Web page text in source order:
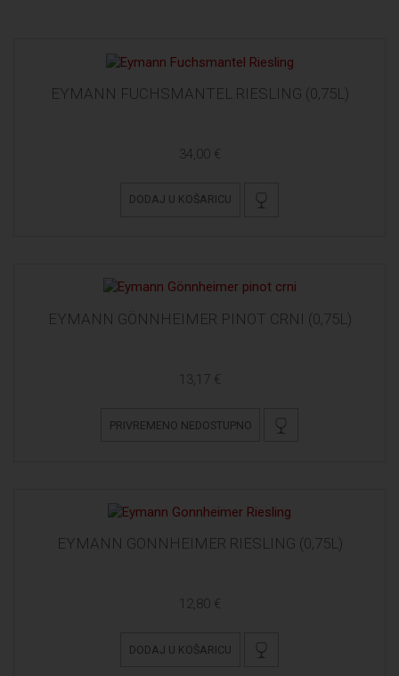
EYMANN FUCHSMANTEL RIESLING (0,75L)
34,00 €
DODAJ U KOŠARICU
EYMANN GÖNNHEIMER PINOT CRNI (0,75L)
13,17 €
PRIVREMENO NEDOSTUPNO
EYMANN GONNHEIMER RIESLING (0,75L)
12,80 €
DODAJ U KOŠARICU